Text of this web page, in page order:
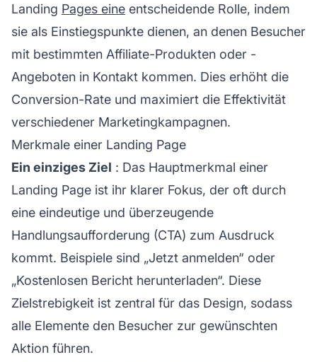
Landing Pages eine entscheidende Rolle, indem
sie als Einstiegspunkte dienen, an denen Besucher
mit bestimmten Affiliate-Produkten oder -
Angeboten in Kontakt kommen. Dies erhöht die
Conversion-Rate und maximiert die Effektivität
verschiedener Marketingkampagnen.
Merkmale einer Landing Page
Ein einziges Ziel : Das Hauptmerkmal einer
Landing Page ist ihr klarer Fokus, der oft durch
eine eindeutige und überzeugende
Handlungsaufforderung (CTA) zum Ausdruck
kommt. Beispiele sind „Jetzt anmelden“ oder
„Kostenlosen Bericht herunterladen“. Diese
Zielstrebigkeit ist zentral für das Design, sodass
alle Elemente den Besucher zur gewünschten
Aktion führen.